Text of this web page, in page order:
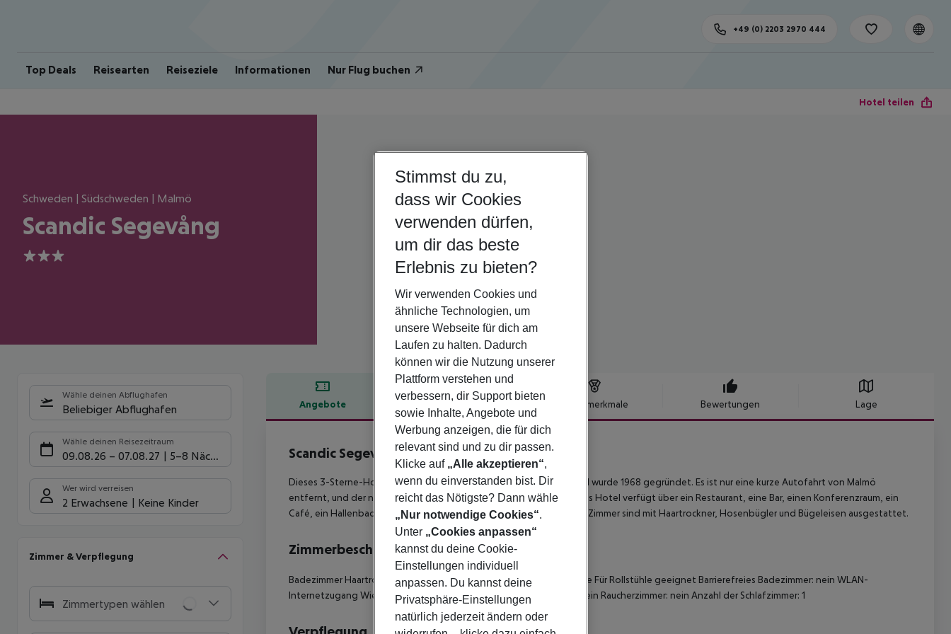
Top Deals Reisearten Reiseziele Informationen Nur Flug buchen
+49 (0) 2203 2970 444
Hotel teilen
Schweden | Südschweden | Malmö
Scandic Segevång
3
Wähle deinen Abflughafen
Beliebiger Abflughafen
Wähle deinen Reisezeitraum
09.08.26 – 07.08.27 5-8 Nächte
Wer wird verreisen
2 Erwachsene Keine Kinder
Zimmer & Verpflegung
Zimmertypen wählen
Angebote Hotelbeschreibung Hotelmerkmale Bewertungen Lage
Hotelbeschreibung
Scandic Segevång
3
Dieses 3-Sterne-Hotel befindet sich in den Vororten von Malmö und wurde 1968 gegründet. Es ist nur eine kurze Autofahrt von Malmö
entfernt, und der nächste Bahnhof ist der Malmö Central Station. Das Hotel verfügt über ein Restaurant, eine Bar, einen Konferenzraum, ein
Café, ein Hallenbad, ein Freibad und ein Fitnesscenter/Gym. Alle 168 Zimmer sind mit Haartrockner, Hosenbügler und Bügeleisen ausgestattet.
Zimmerbeschreibung
Badezimmer HaartrocknerDirektwahltelefonMinibarKühlschrank Safe Für Rollstühle geeignet Barrierefreies Badezimmer: nein WLAN-
Internetzugang Wiege auf BestellungExtrabetten auf Bestellung: nein Raucherzimmer: nein Anzahl der Schlafzimmer: 1
Stimmst du zu,
dass wir Cookies
verwenden dürfen,
um dir das beste
Erlebnis zu bieten?
Wir verwenden Cookies und
ähnliche Technologien, um
unsere Webseite für dich am
Laufen zu halten. Dadurch
können wir die Nutzung unserer
Plattform verstehen und
verbessern, dir Support bieten
sowie Inhalte, Angebote und
Werbung anzeigen, die für dich
relevant sind und zu dir passen.
Klicke auf „Alle akzeptieren“,
wenn du einverstanden bist. Dir
reicht das Nötigste? Dann wähle
„Nur notwendige Cookies“.
Unter „Cookies anpassen“
kannst du deine Cookie-
Einstellungen individuell
anpassen. Du kannst deine
Privatsphäre-Einstellungen
natürlich jederzeit ändern oder